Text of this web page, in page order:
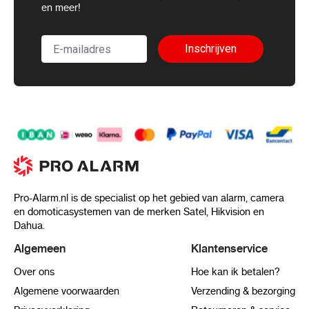
en meer!
Inschrijven
Pro-Alarm.nl is de specialist op het gebied van alarm, camera
en domoticasystemen van de merken Satel, Hikvision en
Dahua.
Algemeen
Over ons
Algemene voorwaarden
Klantenservice
Hoe kan ik betalen?
Verzending & bezorging